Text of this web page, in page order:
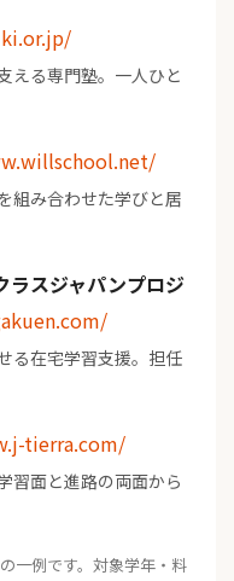
える専門塾。一人ひと
組み合わせた学びと居
ラスジャパンプロジ
る在宅学習支援。担任
tierra.com/
習面と進路の両面から
一例です。対象学年・料